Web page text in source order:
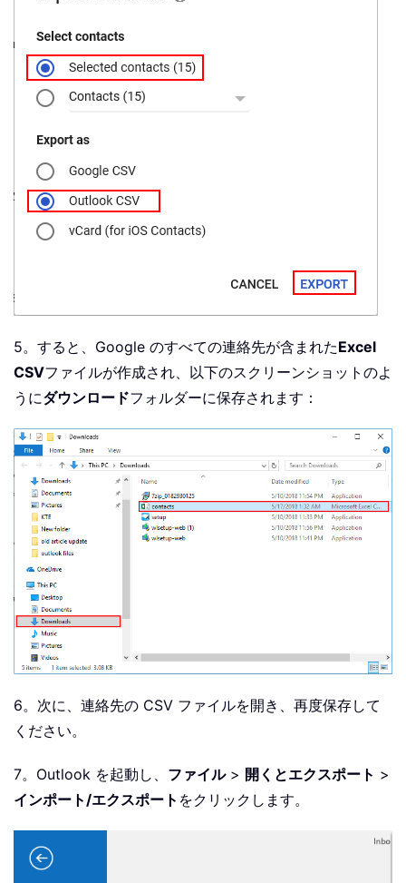
5。すると、Google のすべての連絡先が含まれたExcel
CSVファイルが作成され、以下のスクリーンショットのよ
うにダウンロードフォルダーに保存されます：
6。次に、連絡先の CSV ファイルを開き、再度保存して
ください。
7。Outlook を起動し、 ファイル> 開くとエクスポート >
インポート/エクスポート をクリックします。